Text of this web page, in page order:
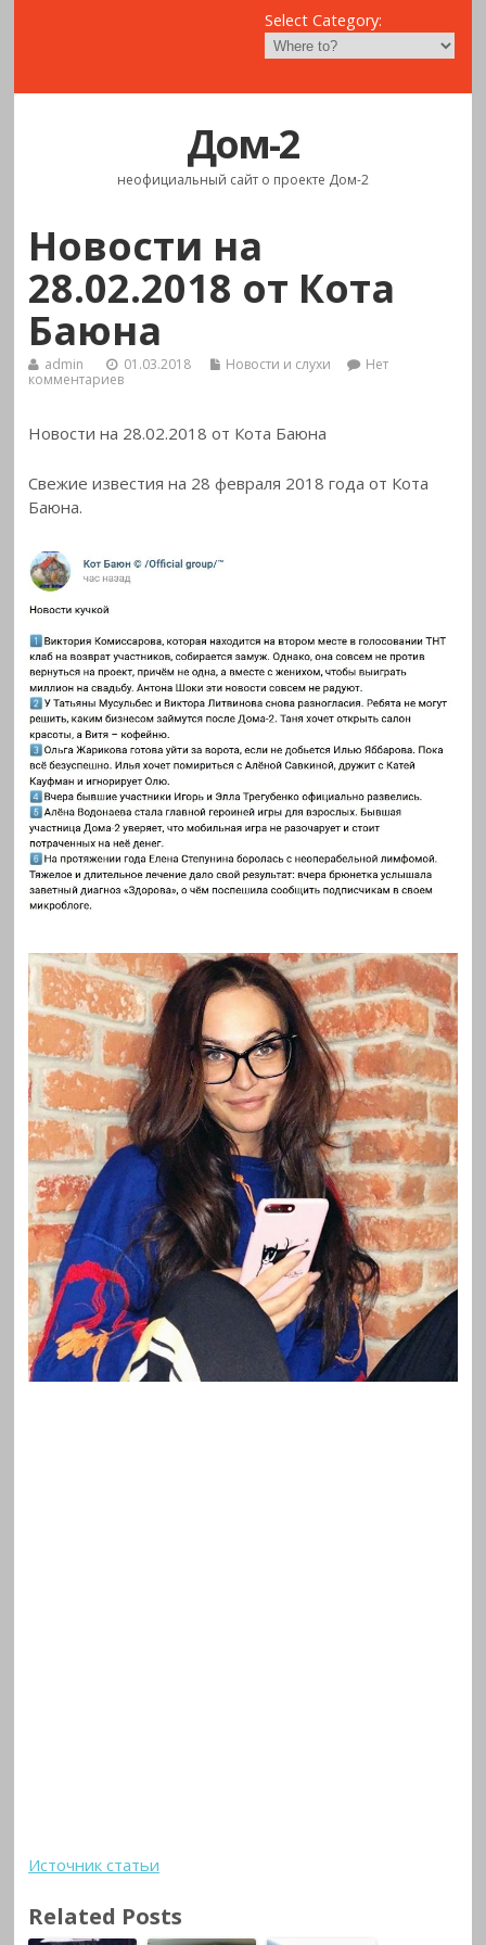
Select Category:
Дом-2
неофициальный сайт о проекте Дом-2
Новости на
28.02.2018 от Кота
Баюна
admin 01.03.2018 Новости и слухи
Нет
комментариев
Новости на 28.02.2018 от Кота Баюна
Свежие известия на 28 февраля 2018 года от Кота
Баюна.
Источник статьи
Related Posts